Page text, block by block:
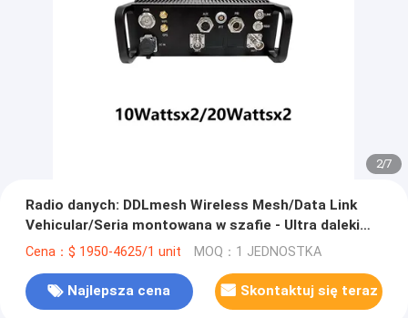
2/7
Radio danych: DDLmesh Wireless Mesh/Data Link
Vehicular/Seria montowana w szafie - Ultra daleki
zasięg, Niskie opóźnienia, Niska cena, Transmisja
Wielokanałowy łącze danych
Cena：$ 1950-4625/1 unit MOQ：1 JEDNOSTKA
Najlepsza cena Skontaktuj się teraz